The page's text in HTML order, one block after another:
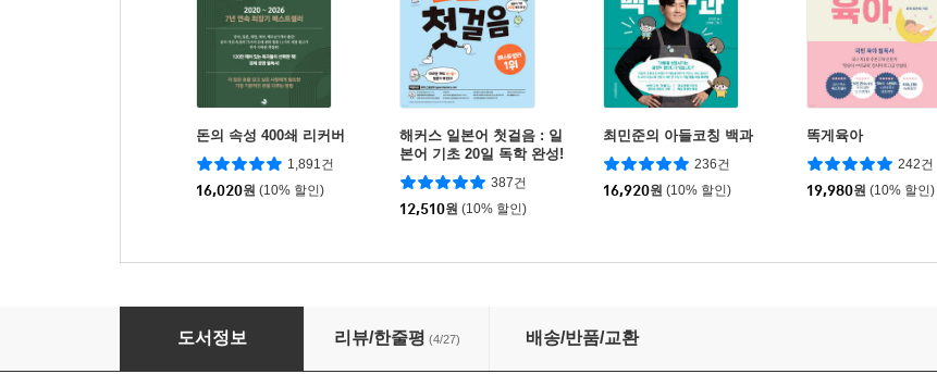
돈의 속성 400쇄 리커버
1,891건
16,020원 (10% 할인)
해커스 일본어 첫걸음 : 일
본어 기초 20일 독학 완성!
387건
12,510원 (10% 할인)
최민준의 아들코칭 백과
236건
16,920원 (10% 할인)
똑게육아
242건
19,980원 (10% 할인)
시나공 JLPT 일본어능력시험 N2
도서정보 리뷰/한줄평 (4/27) 배송/반품/교환